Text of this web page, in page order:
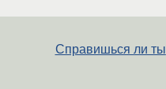
Справишься ли ты